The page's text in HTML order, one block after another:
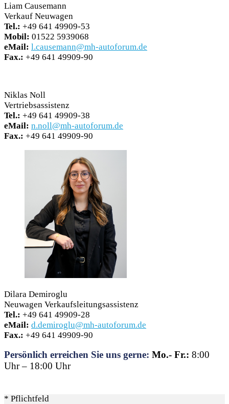
* Pflichtfeld
Liam Causemann
Verkauf Neuwagen
Tel.: +49 641 49909-53
Mobil: 01522 5939068
eMail: l.causemann@mh-autoforum.de
Fax.: +49 641 49909-90
Niklas Noll
Vertriebsassistenz
Tel.: +49 641 49909-38
eMail: n.noll@mh-autoforum.de
Fax.: +49 641 49909-90
Dilara Demiroglu
Neuwagen Verkaufsleitungsassistenz
Tel.: +49 641 49909-28
eMail: d.demiroglu@mh-autoforum.de
Fax.: +49 641 49909-90
Persönlich erreichen Sie uns gerne: Mo.- Fr.: 8:00
Uhr – 18:00 Uhr